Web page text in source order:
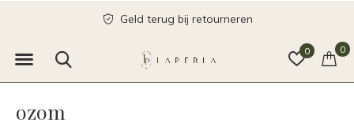
0 0
Geld terug bij retourneren
ozom